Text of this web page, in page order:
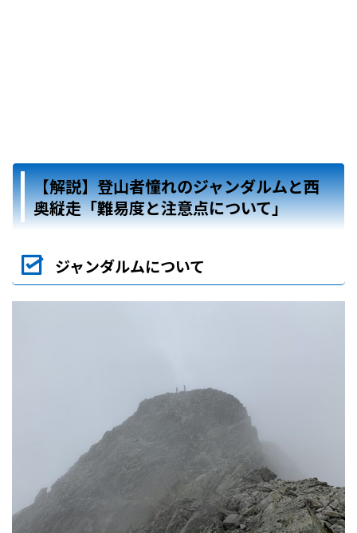
【解説】登山者憧れのジャンダルムと西
奥縦走「難易度と注意点について」
ジャンダルムについて